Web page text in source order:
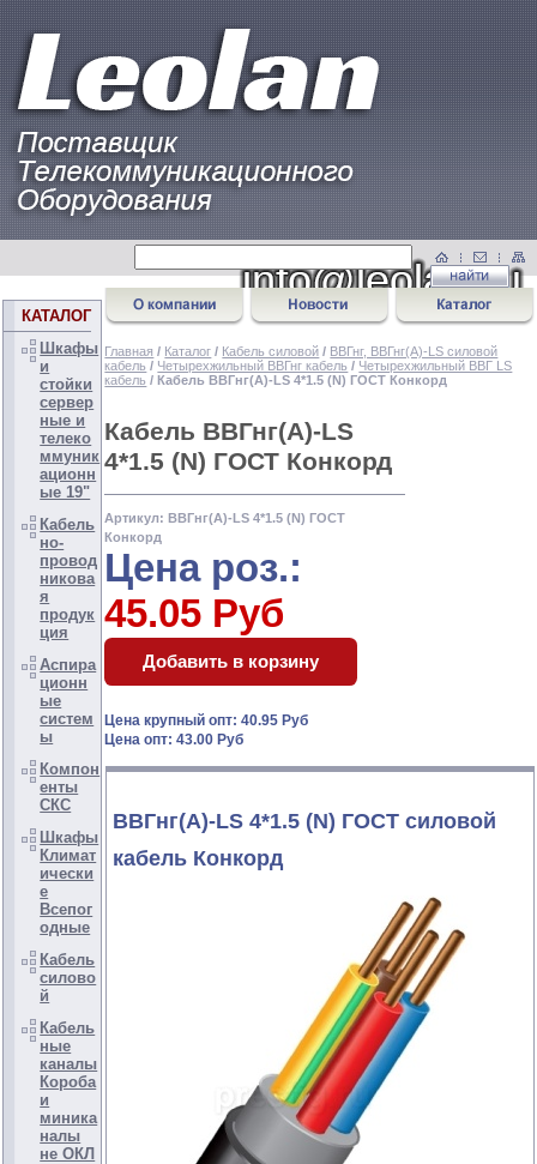
КАТАЛОГ
Шкафы
и
стойки
сервер
ные и
телеко
ммуник
ационн
ые 19"
Кабель
но-
провод
никова
я
продук
ция
Аспира
ционн
ые
систем
ы
Компон
енты
СКС
Шкафы
Климат
ически
е
Всепог
одные
Кабель
силово
й
Кабель
ные
каналы
Короба
и
миника
налы
не ОКЛ
Главная / Каталог / Кабель силовой / ВВГнг, ВВГнг(А)-LS силовой
кабель / Четырехжильный ВВГнг кабель / Четырехжильный ВВГ LS
кабель / Кабель ВВГнг(А)-LS 4*1.5 (N) ГОСТ Конкорд
Кабель ВВГнг(А)-LS
4*1.5 (N) ГОСТ Конкорд
Артикул: ВВГнг(А)-LS 4*1.5 (N) ГОСТ
Конкорд
Цена роз.:
45.05 Руб
Цена крупный опт: 40.95 Руб
Цена опт: 43.00 Руб
ВВГнг(А)-LS 4*1.5 (N) ГОСТ силовой
кабель Конкорд